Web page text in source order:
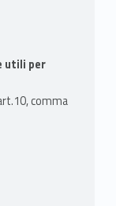
utili per
comma